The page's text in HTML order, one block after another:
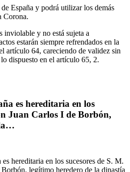
España y podrá utilizar los demás
Corona.
inviolable y no está sujeta a
estarán siempre refrendados en la
artículo 64, careciendo de validez sin
dispuesto en el artículo 65, 2.
es hereditaria en los
Juan Carlos I de Borbón,
hereditaria en los sucesores de S. M.
legítimo heredero de la dinastía